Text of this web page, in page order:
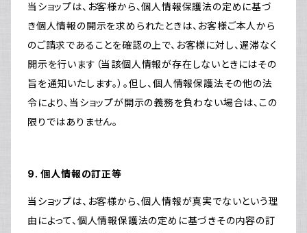
当ショップは、お客様から、個人情報保護法の定めに基づ
き個人情報の開示を求められたときは、お客様ご本人から
のご請求であることを確認の上で、お客様に対し、遅滞なく
開示を行います（当該個人情報が存在しないときにはその
旨を通知いたします。）。但し、個人情報保護法その他の法
令により、当ショップが開示の義務を負わない場合は、この
限りではありません。
9. 個人情報の訂正等
当ショップは、お客様から、個人情報が真実でないという理
由によって、個人情報保護法の定めに基づきその内容の訂